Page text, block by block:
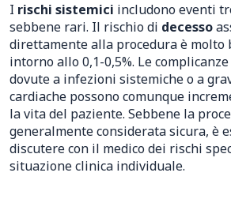
I rischi sistemici includono eventi
sebbene rari. Il rischio di decesso
direttamente alla procedura è molto
intorno allo 0,1-0,5%. Le
dovute a infezioni sistemiche o a
cardiache possono comunque
la vita del paziente. Sebbene la
generalmente considerata sicura, è
discutere con il medico dei rischi
situazione clinica individuale.